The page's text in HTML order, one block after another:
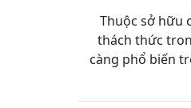
TÀI CHÍNH TIỀN
KINH TẾ VI MÔ
Thuộc sở hữu
thách thức
càng phổ biến